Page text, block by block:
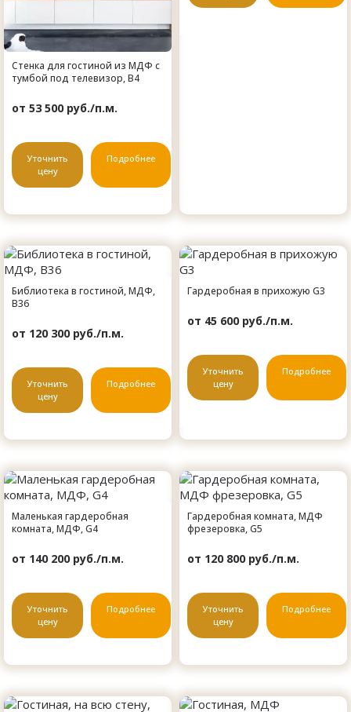
Стенка для гостиной из МДФ с
тумбой под телевизор, B4
от 53 500 руб./п.м.
Уточнить
цену
Подробнее
Библиотека в гостиной, МДФ,
B36
от 120 300 руб./п.м.
Уточнить
цену
Подробнее
Гардеробная в прихожую G3
от 45 600 руб./п.м.
Уточнить
цену
Подробнее
Маленькая гардеробная
комната, МДФ, G4
от 140 200 руб./п.м.
Уточнить
цену
Подробнее
Гардеробная комната, МДФ
фрезеровка, G5
от 120 800 руб./п.м.
Уточнить
цену
Подробнее